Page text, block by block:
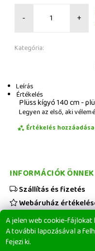
- +
Kategória:
Leírás
Értékelés
Plüss kígyó 140 cm -
Legyen az első, aki
Értékelés hozzáadása
A jelen web cookie-fájlokat
A további lapozásával a
fejezi ki.
INFORMÁCIÓK ÖNNEK
Szállítás és fizetés
Webáruház
Viszonteladóknak
Üzleti feltételek
Elérhetőségeink